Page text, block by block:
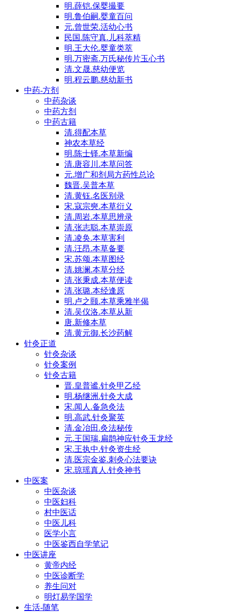
明.薛铠.保婴撮要
明.鲁伯嗣.婴童百问
元.曾世荣.活幼心书
民国.陈守真.儿科萃精
明.王大伦.婴童类萃
明.万密斋.万氏秘传片玉心书
清.文晟.慈幼便览
明.程云鹏.慈幼新书
中药-方剂
中药杂谈
中药方剂
中药古籍
清.得配本草
神农本草经
明.陈士铎.本草新编
清.唐容川.本草问答
元.增广和剂局方药性总论
魏晋.吴普本草
清.黄钰.名医别录
宋.寇宗奭.本草衍义
清.周岩.本草思辨录
清.张志聪.本草崇原
清.凌奂.本草害利
清.汪昂.本草备要
宋.苏颂.本草图经
清.姚澜.本草分经
清.张秉成.本草便读
清.张璐.本经逢原
明.卢之颐.本草乘雅半偈
清.吴仪洛.本草从新
唐.新修本草
清.黄元御.长沙药解
针灸正道
针灸杂谈
针灸案例
针灸古籍
晋.皇普谧.针灸甲乙经
明.杨继洲.针灸大成
宋.闻人.备急灸法
明.高武.针灸聚英
清.金冶田.灸法秘传
元.王国瑞.扁鹊神应针灸玉龙经
宋.王执中.针灸资生经
清.医宗金鉴.刺灸心法要诀
宋.琼瑶真人.针灸神书
中医案
中医杂谈
中医妇科
村中医话
中医儿科
医学小言
中医鉴西自学笔记
中医讲座
黄帝内经
中医诊断学
养生问对
明灯易学国学
生活-随笔